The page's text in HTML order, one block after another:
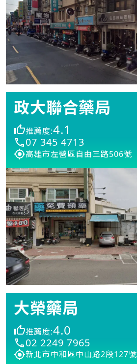
政大聯合藥局
推薦度:4.1
07 345 4713
高雄市左營區自由三路506號
大榮藥局
推薦度:4.0
02 2249 7965
新北市中和區中山路2段127號